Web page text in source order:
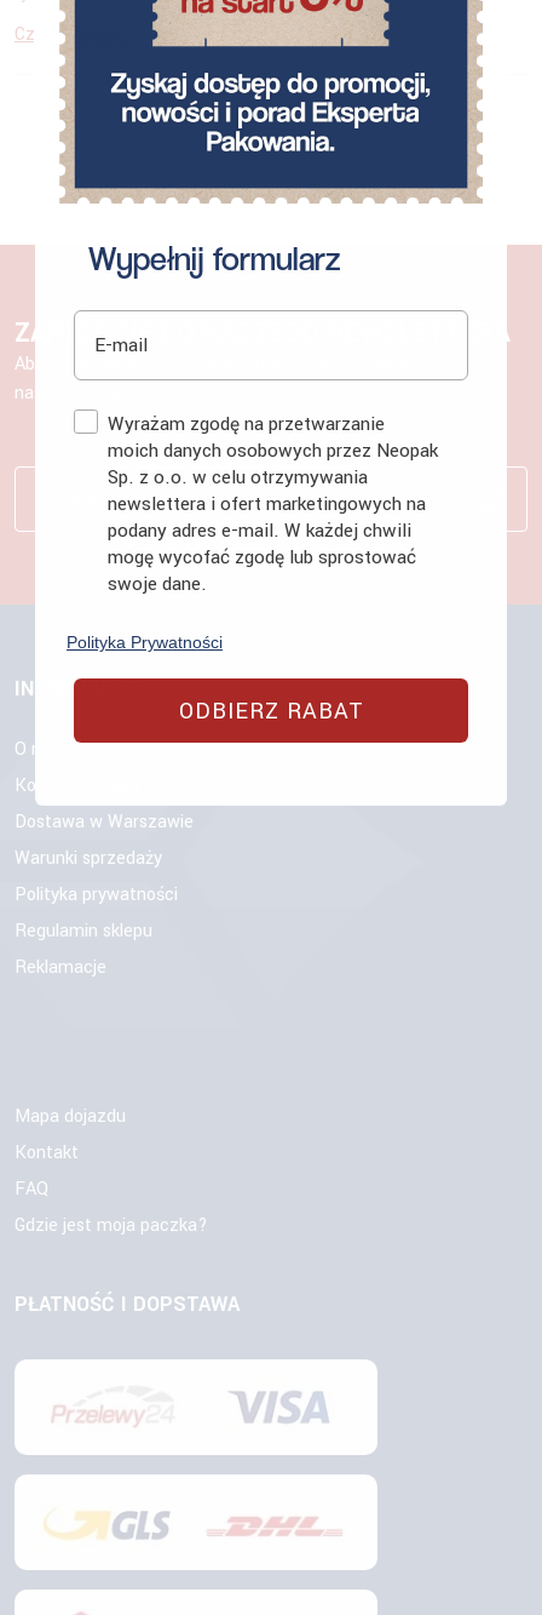
Czytaj więcej...
ZAPISZ SIĘ DO NASZEGO NEWSLETTERA
Aby otrzymywać informacje o promocjach i nowościach w
naszym sklepie
INFORMACJE
O nas
Koszty dostawy
Dostawa w Warszawie
Warunki sprzedaży
Polityka prywatności
Regulamin sklepu
Reklamacje
Mapa dojazdu
Kontakt
FAQ
Gdzie jest moja paczka?
PŁATNOŚĆ I DOPSTAWA
Wypełnij formularz
E-mail
ZgodaWyrażam zgodę na przetwarzanie
moich danych osobowych przez Neopak
Sp. z o.o. w celu otrzymywania
newslettera i ofert marketingowych na
podany adres e-mail. W każdej chwili
mogę wycofać zgodę lub sprostować
swoje dane.
Polityka Prywatności
ODBIERZ RABAT